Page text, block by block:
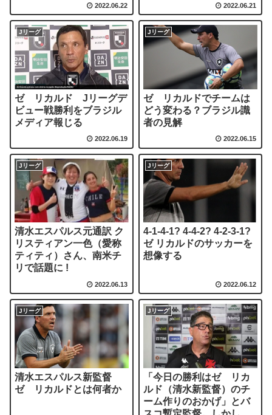
2022.06.22 2022.06.21
Jリーグ
ゼ リカルド Jリーグデ
ビュー戦勝利をブラジル
メディア報じる
2022.06.19
Jリーグ
ゼ リカルドでチームは
どう変わる？ブラジル識
者の見解
2022.06.15
Jリーグ
清水エスパルス元通訳 ク
リスティアン一色（愛称
ティティ）さん、南米チ
リで話題に !
2022.06.13
Jリーグ
4-1-4-1? 4-4-2? 4-2-3-1?
ゼ リカルドのサッカーを
想像する
2022.06.12
Jリーグ
清水エスパルス新監督
ゼ リカルドとは何者か
Jリーグ
「今日の勝利はゼ リカ
ルド（清水新監督）のチ
ーム作りのおかげ」とバ